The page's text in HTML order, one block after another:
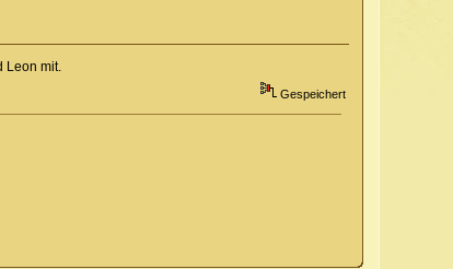
Leon mit.
Gespeichert